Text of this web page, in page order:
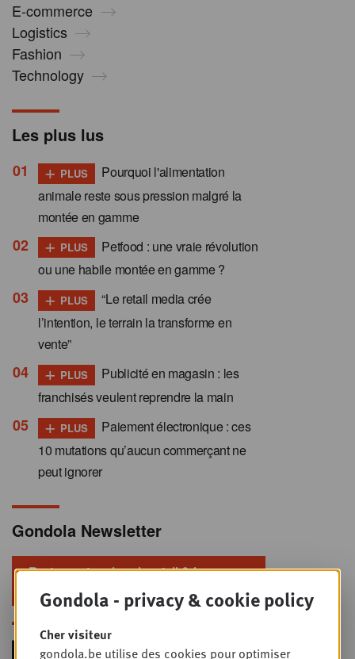
E-commerce
Logistics
Fashion
Technology
Les plus lus
+ PLUS
Pourquoi l'alimentation
animale reste sous pression malgré la
montée en gamme
+ PLUS
Petfood : une vraie révolution
ou une habile montée en gamme ?
+ PLUS
“Le retail media crée
l’intention, le terrain la transforme en
vente”
+ PLUS
Publicité en magasin : les
franchisés veulent reprendre la main
+ PLUS
Paiement électronique : ces
10 mutations qu’aucun commerçant ne
peut ignorer
Gondola Newsletter
Restez au top dans le retail & le
foodservice !
Gondola - privacy & cookie policy
Cher visiteur
gondola.be utilise des cookies pour optimiser